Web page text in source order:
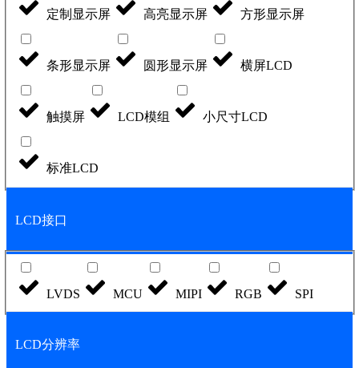
定制显示屏 高亮显示屏 方形显示屏
条形显示屏 圆形显示屏 横屏LCD
触摸屏 LCD模组 小尺寸LCD
标准LCD
LCD接口
LVDS MCU MIPI RGB SPI
LCD分辨率